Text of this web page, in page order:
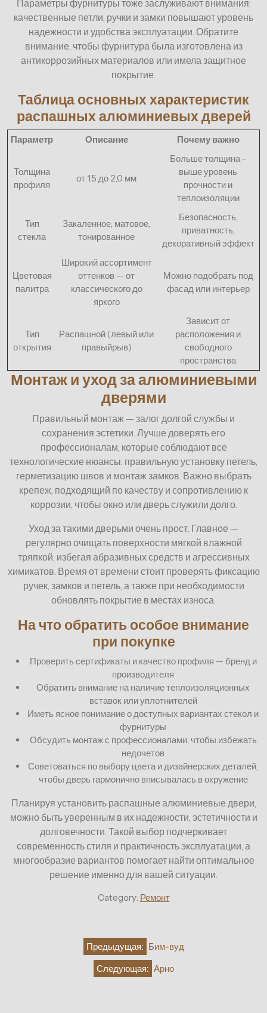
Параметры фурнитуры тоже заслуживают внимания:
качественные петли, ручки и замки повышают уровень
надежности и удобства эксплуатации. Обратите
внимание, чтобы фурнитура была изготовлена из
антикоррозийных материалов или имела защитное
покрытие.
Таблица основных характеристик
распашных алюминиевых дверей
Параметр Описание Почему важно
Толщина
профиля
от 1,5 до 2,0 мм
Больше толщина –
выше уровень
прочности и
теплоизоляции
Тип
стекла
Закаленное, матовое,
тонированное
Безопасность,
приватность,
декоративный эффект
Цветовая
палитра
Широкий ассортимент
оттенков — от
классического до
яркого
Можно подобрать под
фасад или интерьер
Тип
открытия
Распашной (левый или
правыйрыв)
Зависит от
расположения и
свободного
пространства
Монтаж и уход за алюминиевыми
дверями
Правильный монтаж — залог долгой службы и
сохранения эстетики. Лучше доверять его
профессионалам, которые соблюдают все
технологические нюансы: правильную установку петель,
герметизацию швов и монтаж замков. Важно выбрать
крепеж, подходящий по качеству и сопротивлению к
коррозии, чтобы окно или дверь служили долго.
Уход за такими дверьми очень прост. Главное —
регулярно очищать поверхности мягкой влажной
тряпкой, избегая абразивных средств и агрессивных
химикатов. Время от времени стоит проверять фиксацию
ручек, замков и петель, а также при необходимости
обновлять покрытие в местах износа.
На что обратить особое внимание
при покупке
Проверить сертификаты и качество профиля — бренд и
производителя
Обратить внимание на наличие теплоизоляционных
вставок или уплотнителей
Иметь ясное понимание о доступных вариантах стекол и
фурнитуры
Обсудить монтаж с профессионалами, чтобы избежать
недочетов
Советоваться по выбору цвета и дизайнерских деталей,
чтобы дверь гармонично вписывалась в окружение
Планируя установить распашные алюминиевые двери,
можно быть уверенным в их надежности, эстетичности и
долговечности. Такой выбор подчеркивает
современность стиля и практичность эксплуатации, а
многообразие вариантов помогает найти оптимальное
решение именно для вашей ситуации.
Category: Ремонт
Навигация Предыдущая: Бим-вуд
Следующая: Арно